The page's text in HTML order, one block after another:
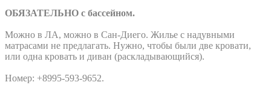
ОБЯЗАТЕЛЬНО с бассейном.
Можно в ЛА, можно в Сан-Диего. Жилье с надувными
матрасами не предлагать. Нужно, чтобы были две кровати,
или одна кровать и диван (раскладывающийся).
Номер: +8995-593-9652.